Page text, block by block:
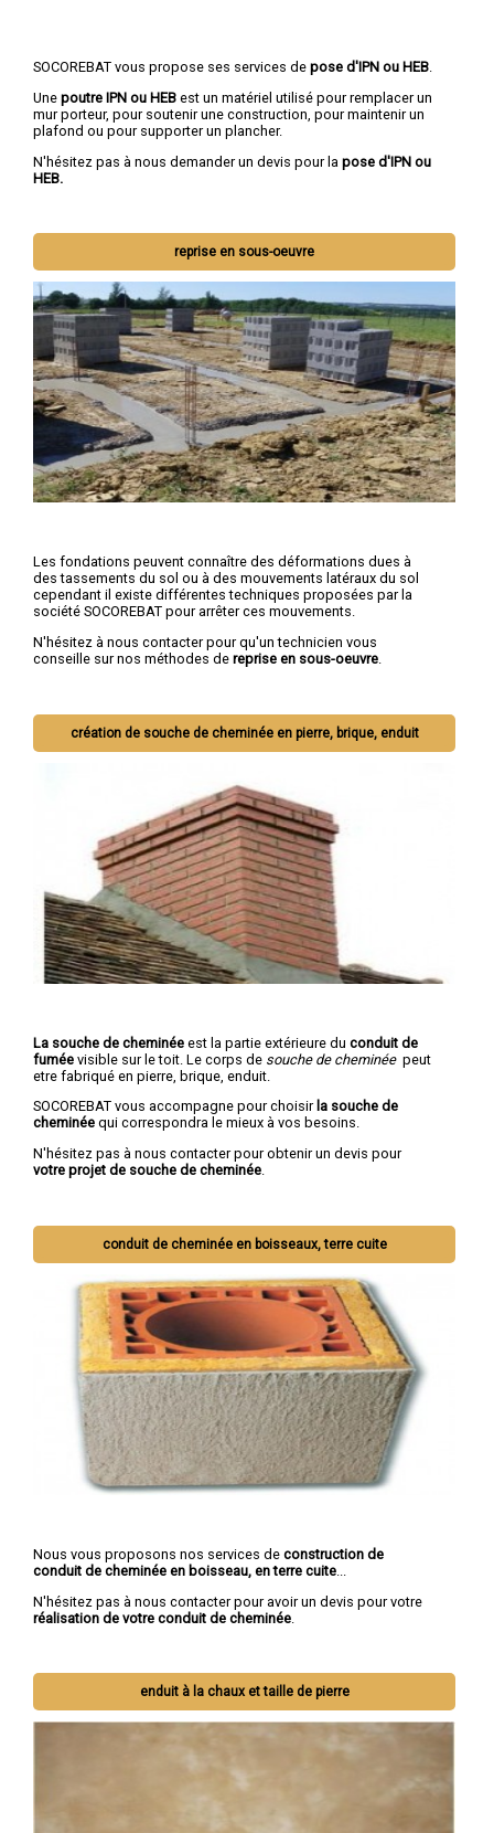
SOCOREBAT vous propose ses services de pose d'IPN ou HEB.
Une poutre IPN ou HEB est un matériel utilisé pour remplacer un
mur porteur, pour soutenir une construction, pour maintenir un
plafond ou pour supporter un plancher.
N'hésitez pas à nous demander un devis pour la pose d'IPN ou
HEB.
reprise en sous-oeuvre
Les fondations peuvent connaître des déformations dues à
des tassements du sol ou à des mouvements latéraux du sol
cependant il existe différentes techniques proposées par la
société SOCOREBAT pour arrêter ces mouvements.
N'hésitez à nous contacter pour qu'un technicien vous
conseille sur nos méthodes de reprise en sous-oeuvre.
création de souche de cheminée en pierre, brique, enduit
La souche de cheminée est la partie extérieure du conduit de
fumée visible sur le toit. Le corps de souche de cheminéepeut
etre fabriqué en pierre, brique, enduit.
SOCOREBAT vous accompagne pour choisir la souche de
cheminée qui correspondra le mieux à vos besoins.
N'hésitez pas à nous contacter pour obtenir un devis pour
votre projet de souche de cheminée.
conduit de cheminée en boisseaux, terre cuite
Nous vous proposons nos services de construction de
conduit de cheminée en boisseau, en terre cuite
N'hésitez pas à nous contacter pour avoir un devis pour votre
réalisation de votre conduit de cheminée
enduit à la chaux et taille de pierre